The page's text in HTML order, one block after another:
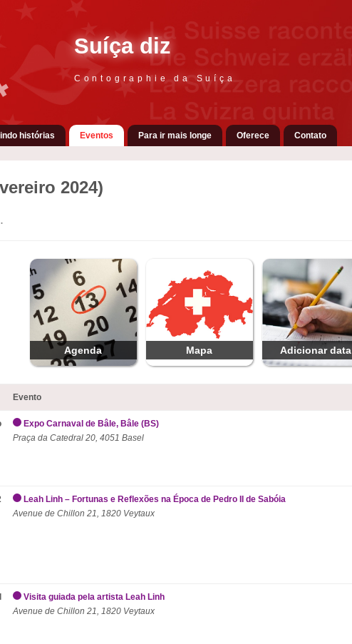
Suíça diz
Contographie da Suíça
histórias Eventos Para ir mais longe Oferece Contato
2024)
Agenda Mapa Adicionar data
Evento
Expo Carnaval de Bâle, Bâle (BS)
Praça da Catedral 20, 4051 Basel
Leah Linh – Fortunas e Reflexões na Época de Pedro II de Sabóia
Avenue de Chillon 21, 1820 Veytaux
Visita guiada pela artista Leah Linh
Avenue de Chillon 21, 1820 Veytaux